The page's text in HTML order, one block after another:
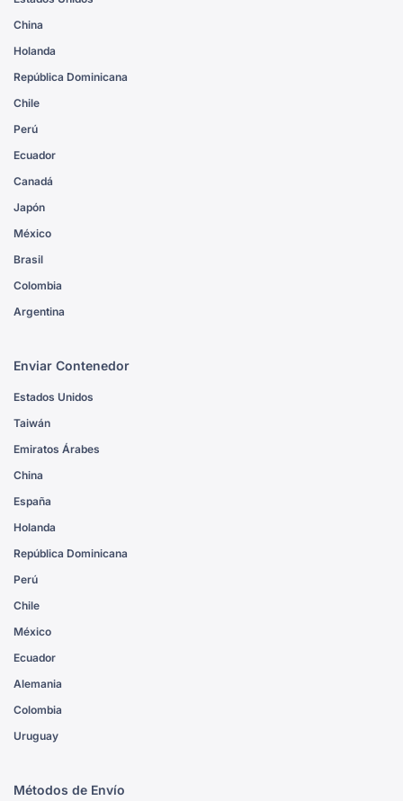
China
Holanda
República Dominicana
Chile
Perú
Ecuador
Canadá
Japón
México
Brasil
Colombia
Argentina
Enviar Contenedor
Estados Unidos
Taiwán
Emiratos Árabes
China
España
Holanda
República Dominicana
Perú
Chile
México
Ecuador
Alemania
Colombia
Uruguay
Métodos de Envío